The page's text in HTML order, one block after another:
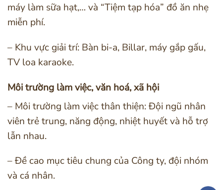
máy làm sữa hạt,… và “Tiệm tạp hóa” đồ ăn nhẹ
miễn phí.
– Khu vực giải trí: Bàn bi-a, Billar, máy gắp gấu,
TV loa karaoke.
Môi trường làm việc, văn hoá, xã hội
– Môi trường làm việc thân thiện: Đội ngũ nhân
viên trẻ trung, năng động, nhiệt huyết và hỗ trợ
lẫn nhau.
– Đề cao mục tiêu chung của Công ty, đội nhóm
và cá nhân.